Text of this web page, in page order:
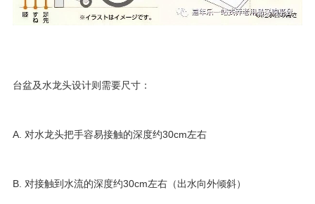
台盆及水龙头设计则需要尺寸：
A. 对水龙头把手容易接触的深度约30cm左右
B. 对接触到水流的深度约30cm左右（出水向外倾斜）